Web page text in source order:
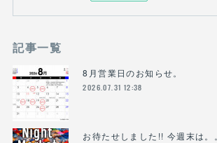
記事一覧
8月営業日のお知らせ。
2026.07.31 12:38
お待たせしました!! 今週末は。